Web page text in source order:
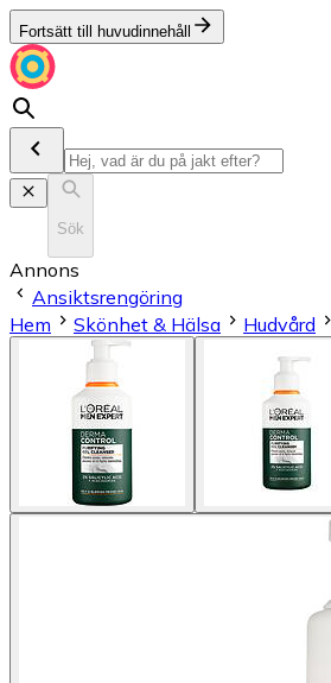
Fortsätt till huvudinnehåll
Sök
Annons
Ansiktsrengöring
Hem
Skönhet & Hälsa Hudvård